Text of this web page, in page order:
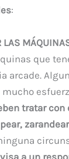
:
LAS
que
arcade.
tratar
a un